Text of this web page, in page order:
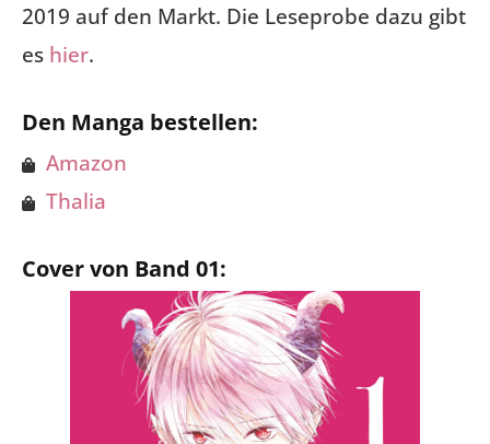
2019 auf den Markt. Die Leseprobe dazu gibt
es hier.
Den Manga bestellen:
Amazon
Thalia
Cover von Band 01: